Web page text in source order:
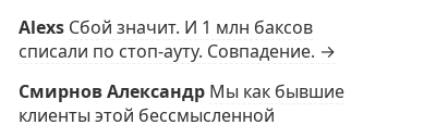
Alexs Сбой значит. И 1 млн баксов
списали по стоп-ауту. Совпадение. →
Смирнов Александр Мы как бывшие
клиенты этой бессмысленной